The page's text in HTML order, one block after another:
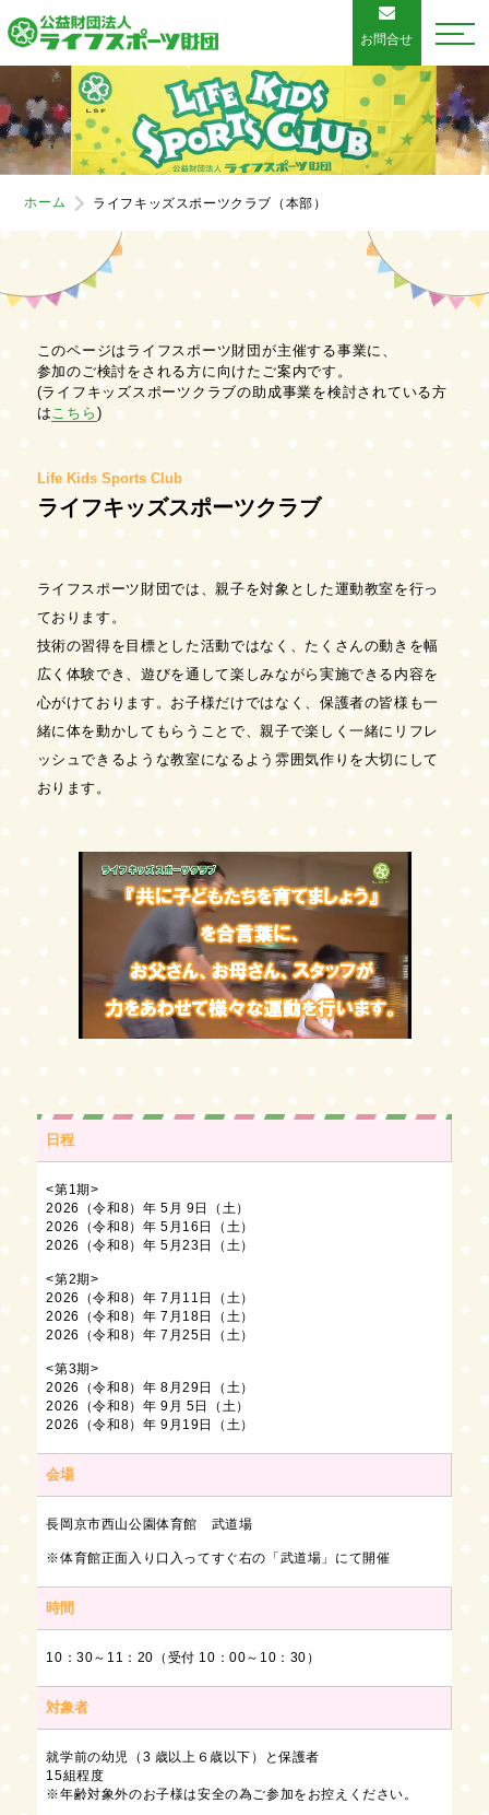
お問合せ
ホーム ライフキッズスポーツクラブ（本部）
このページはライフスポーツ財団が主催する事業に、
参加のご検討をされる方に向けたご案内です。
(ライフキッズスポーツクラブの助成事業を検討されている方
はこちら )
Life Kids Sports Club
ライフキッズスポーツクラブ
ライフスポーツ財団では、親子を対象とした運動教室を行っ
ております。
技術の習得を目標とした活動ではなく、たくさんの動きを幅
広く体験でき、遊びを通して楽しみながら実施できる内容を
心がけております。お子様だけではなく、保護者の皆様も一
緒に体を動かしてもらうことで、親子で楽しく一緒にリフレ
ッシュできるような教室になるよう雰囲気作りを大切にして
おります。
日程
<第1期>
2026（令和8）年 5月 9日（土）
2026（令和8）年 5月16日（土）
2026（令和8）年 5月23日（土）
<第2期>
2026（令和8）年 7月11日（土）
2026（令和8）年 7月18日（土）
2026（令和8）年 7月25日（土）
<第3期>
2026（令和8）年 8月29日（土）
2026（令和8）年 9月 5日（土）
2026（令和8）年 9月19日（土）
会場
長岡京市西山公園体育館 武道場
※体育館正面入り口入ってすぐ右の「武道場」にて開催
時間
10：30～11：20（受付 10：00～10：30）
対象者
就学前の幼児（3 歳以上６歳以下）と保護者
15組程度
※年齢対象外のお子様は安全の為ご参加をお控えください。